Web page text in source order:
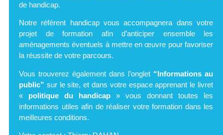
de handicap.
Notre référent handicap vous accompagnera dans votre
projet de formation afin d’anticiper ensemble les
aménagements éventuels à mettre en œuvre pour favoriser
la réussite de votre parcours.
Vous trouverez également dans l’onglet “Informations au
public” sur le site, et dans votre espace apprenant le livret
« politique du handicap » vous donnant toutes les
informations utiles afin de réaliser votre formation dans les
meilleures conditions.